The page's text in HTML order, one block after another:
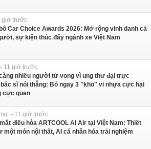
giờ trước
Car Choice Awards 2026: Mở rộng vinh danh cả
sự kiện thúc đẩy ngành xe Việt Nam
11 giờ trước
nhiều người tử vong vì ung thư đại trực
sĩ nói thẳng: Bỏ ngay 3 "kho" vi nhựa cực hại
cực quen
- 11 giờ trước
điều hòa ARTCOOL AI Air tại Việt Nam: Thiết
một món nội thất, AI cá nhân hóa trải nghiệm